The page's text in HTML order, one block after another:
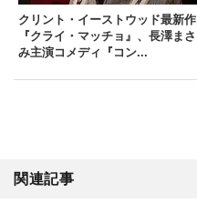
クリント・イーストウッド最新作
『クライ・マッチョ』、長澤まさ
み主演コメディ『コン...
関連記事